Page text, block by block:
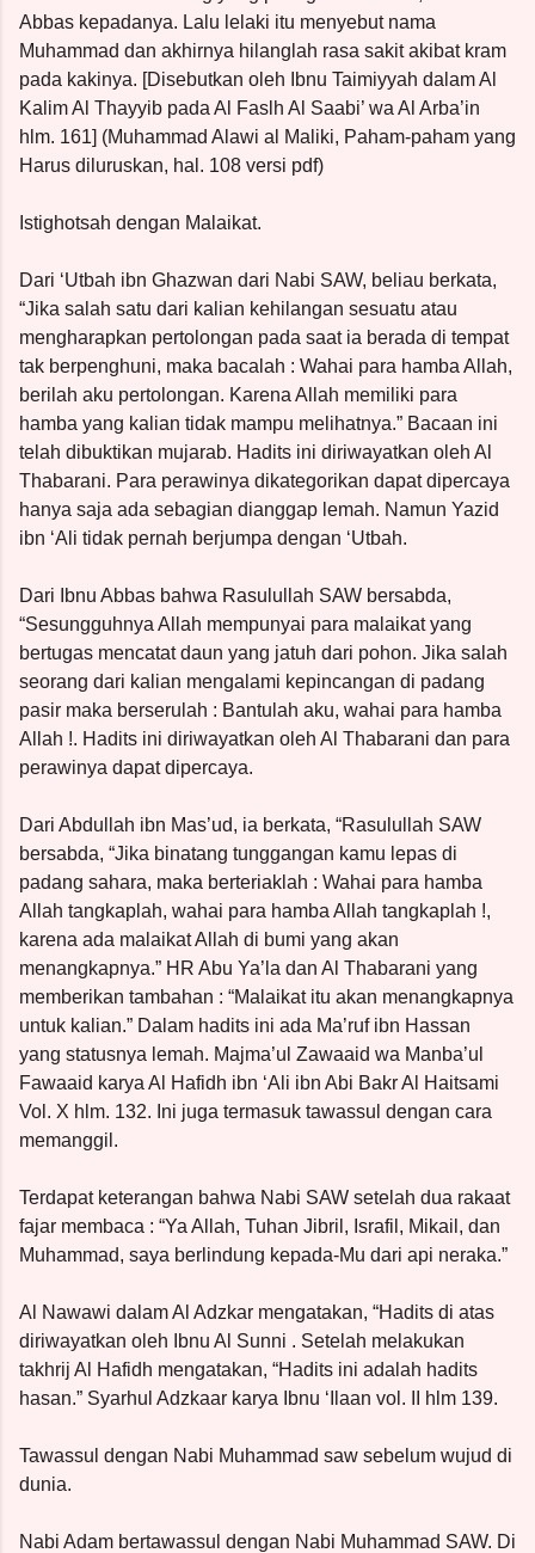
Abbas kepadanya. Lalu lelaki itu menyebut nama
Muhammad dan akhirnya hilanglah rasa sakit akibat kram
pada kakinya. [Disebutkan oleh Ibnu Taimiyyah dalam Al
Kalim Al Thayyib pada Al Faslh Al Saabi’ wa Al Arba’in
hlm. 161] (Muhammad Alawi al Maliki, Paham-paham yang
Harus diluruskan, hal. 108 versi pdf)
Istighotsah dengan Malaikat.
Dari ‘Utbah ibn Ghazwan dari Nabi SAW, beliau berkata,
“Jika salah satu dari kalian kehilangan sesuatu atau
mengharapkan pertolongan pada saat ia berada di tempat
tak berpenghuni, maka bacalah : Wahai para hamba Allah,
berilah aku pertolongan. Karena Allah memiliki para
hamba yang kalian tidak mampu melihatnya.” Bacaan ini
telah dibuktikan mujarab. Hadits ini diriwayatkan oleh Al
Thabarani. Para perawinya dikategorikan dapat dipercaya
hanya saja ada sebagian dianggap lemah. Namun Yazid
ibn ‘Ali tidak pernah berjumpa dengan ‘Utbah.
Dari Ibnu Abbas bahwa Rasulullah SAW bersabda,
“Sesungguhnya Allah mempunyai para malaikat yang
bertugas mencatat daun yang jatuh dari pohon. Jika salah
seorang dari kalian mengalami kepincangan di padang
pasir maka berserulah : Bantulah aku, wahai para hamba
Allah !. Hadits ini diriwayatkan oleh Al Thabarani dan para
perawinya dapat dipercaya.
Dari Abdullah ibn Mas’ud, ia berkata, “Rasulullah SAW
bersabda, “Jika binatang tunggangan kamu lepas di
padang sahara, maka berteriaklah : Wahai para hamba
Allah tangkaplah, wahai para hamba Allah tangkaplah !,
karena ada malaikat Allah di bumi yang akan
menangkapnya.” HR Abu Ya’la dan Al Thabarani yang
memberikan tambahan : “Malaikat itu akan menangkapnya
untuk kalian.” Dalam hadits ini ada Ma’ruf ibn Hassan
yang statusnya lemah. Majma’ul Zawaaid wa Manba’ul
Fawaaid karya Al Hafidh ibn ‘Ali ibn Abi Bakr Al Haitsami
Vol. X hlm. 132. Ini juga termasuk tawassul dengan cara
memanggil.
Terdapat keterangan bahwa Nabi SAW setelah dua rakaat
fajar membaca : “Ya Allah, Tuhan Jibril, Israfil, Mikail, dan
Muhammad, saya berlindung kepada-Mu dari api neraka.”
Al Nawawi dalam Al Adzkar mengatakan, “Hadits di atas
diriwayatkan oleh Ibnu Al Sunni . Setelah melakukan
takhrij Al Hafidh mengatakan, “Hadits ini adalah hadits
hasan.” Syarhul Adzkaar karya Ibnu ‘Ilaan vol. II hlm 139.
Tawassul dengan Nabi Muhammad saw sebelum wujud di
dunia.
Nabi Adam bertawassul dengan Nabi Muhammad SAW. Di